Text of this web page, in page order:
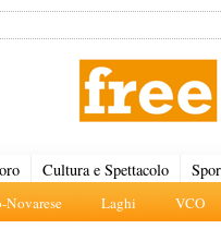
Novarese Laghi VCO
Cultura e Spettacolo